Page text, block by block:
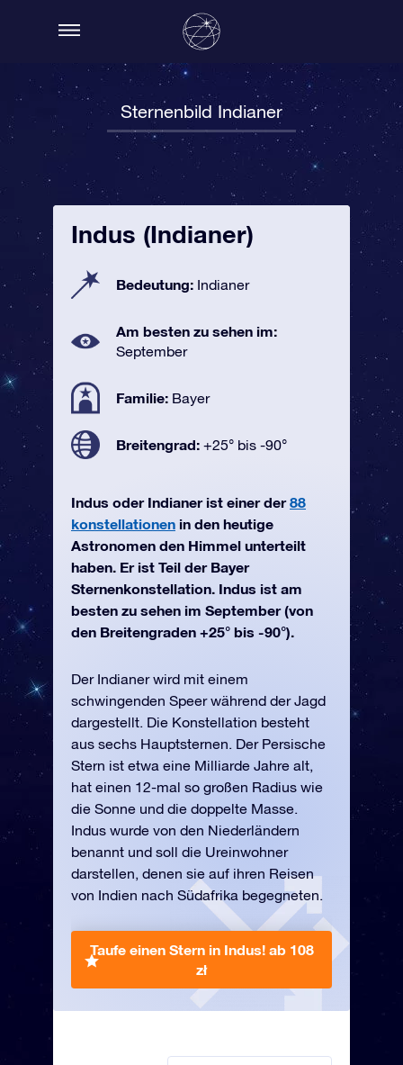
Sternenbild Indianer
Indus (Indianer)
Bedeutung: Indianer
Am besten zu sehen im:
September
Familie: Bayer
Breitengrad: +25° bis -90°
Indus oder Indianer ist einer der88
konstellationen in den heutige
Astronomen den Himmel unterteilt
haben. Er ist Teil der Bayer
Sternenkonstellation. Indus ist am
besten zu sehen im September (von
den Breitengraden +25° bis -90°).
Der Indianer wird mit einem
schwingenden Speer während der Jagd
dargestellt. Die Konstellation besteht
aus sechs Hauptsternen. Der Persische
Stern ist etwa eine Milliarde Jahre alt,
hat einen 12-mal so großen Radius wie
die Sonne und die doppelte Masse.
Indus wurde von den Niederländern
benannt und soll die Ureinwohner
darstellen, denen sie auf ihren Reisen
von Indien nach Südafrika begegneten.
Taufe einen Stern in Indus! ab 108
zł